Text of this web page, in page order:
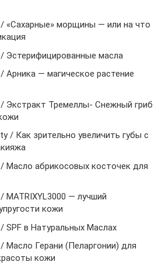
/ «Сахарные» морщины — или на что
Эстерифицированные масла
Арника — магическое растение
Экстракт Тремеллы- Снежный гриб
/ Как зрительно увеличить губы с
Масло абрикосовых косточек для
MATRIXYL3000 — лучший
кожи
SPF в Натуральных Маслах
Масло Герани (Пеларгонии) для
кожи